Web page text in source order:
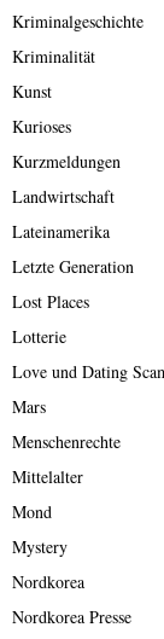
Kriminalgeschichte
Kriminalität
Kunst
Kurioses
Kurzmeldungen
Landwirtschaft
Lateinamerika
Letzte Generation
Lost Places
Lotterie
Love und Dating
Mars
Menschenrechte
Mittelalter
Mond
Mystery
Nordkorea
Nordkorea Presse